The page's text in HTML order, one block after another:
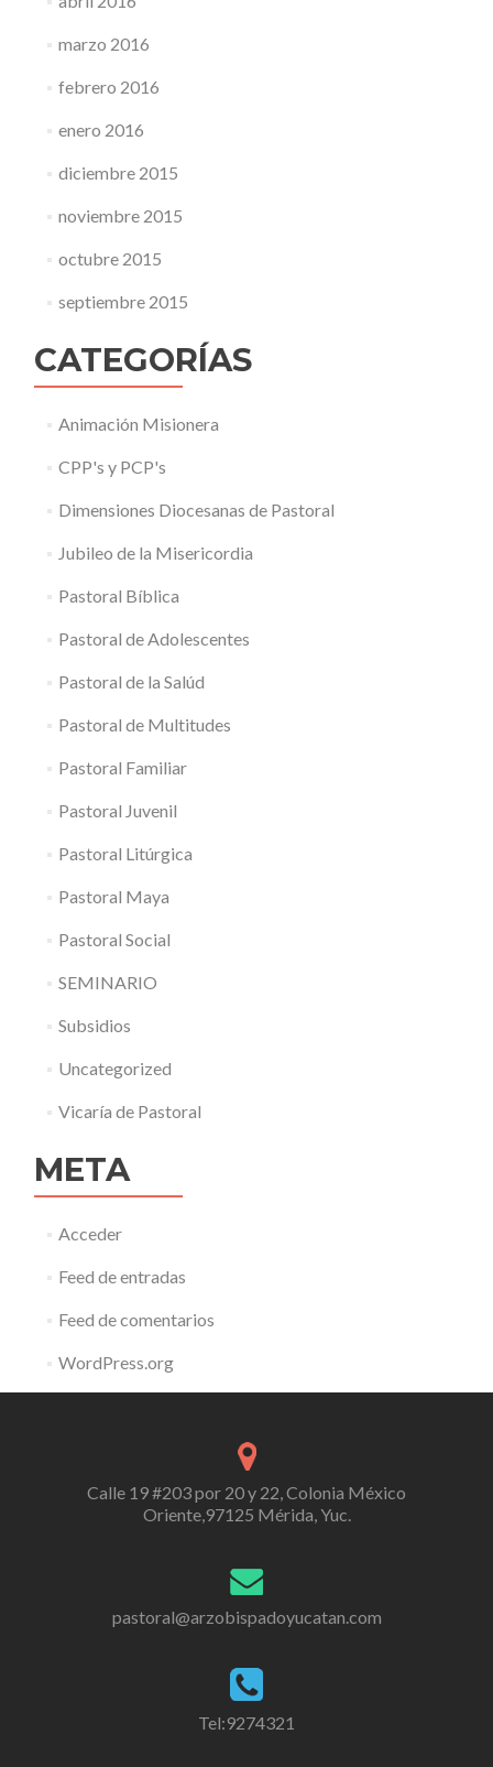
marzo 2016
febrero 2016
enero 2016
diciembre 2015
noviembre 2015
octubre 2015
septiembre 2015
CATEGORÍAS
Animación Misionera
CPP's y PCP's
Dimensiones Diocesanas de Pastoral
Jubileo de la Misericordia
Pastoral Bíblica
Pastoral de Adolescentes
Pastoral de la Salúd
Pastoral de Multitudes
Pastoral Familiar
Pastoral Juvenil
Pastoral Litúrgica
Pastoral Maya
Pastoral Social
SEMINARIO
Subsidios
Uncategorized
Vicaría de Pastoral
META
Acceder
Feed de entradas
Feed de comentarios
WordPress.org
Calle 19 #203 por 20 y 22, Colonia México
Oriente,97125 Mérida, Yuc.
pastoral@arzobispadoyucatan.com
Tel:9274321